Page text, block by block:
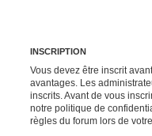
INSCRIPTION
Vous devez être inscrit
avantages. Les
inscrits. Avant de vous
notre politique de
règles du forum lors de